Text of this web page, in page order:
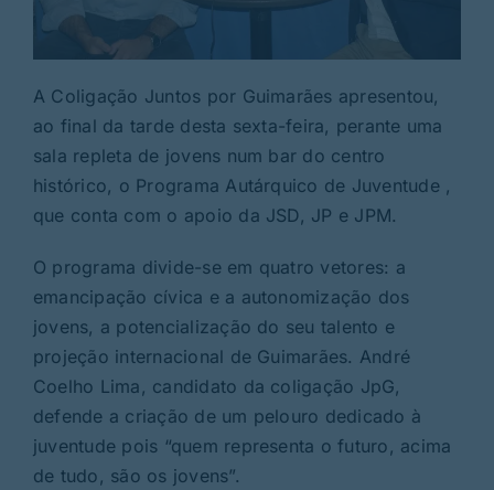
A Coligação Juntos por Guimarães apresentou,
ao final da tarde desta sexta-feira, perante uma
sala repleta de jovens num bar do centro
histórico, o Programa Autárquico de Juventude ,
que conta com o apoio da JSD, JP e JPM.
O programa divide-se em quatro vetores: a
emancipação cívica e a autonomização dos
jovens, a potencialização do seu talento e
projeção internacional de Guimarães. André
Coelho Lima, candidato da coligação JpG,
defende a criação de um pelouro dedicado à
juventude pois “quem representa o futuro, acima
de tudo, são os jovens”.